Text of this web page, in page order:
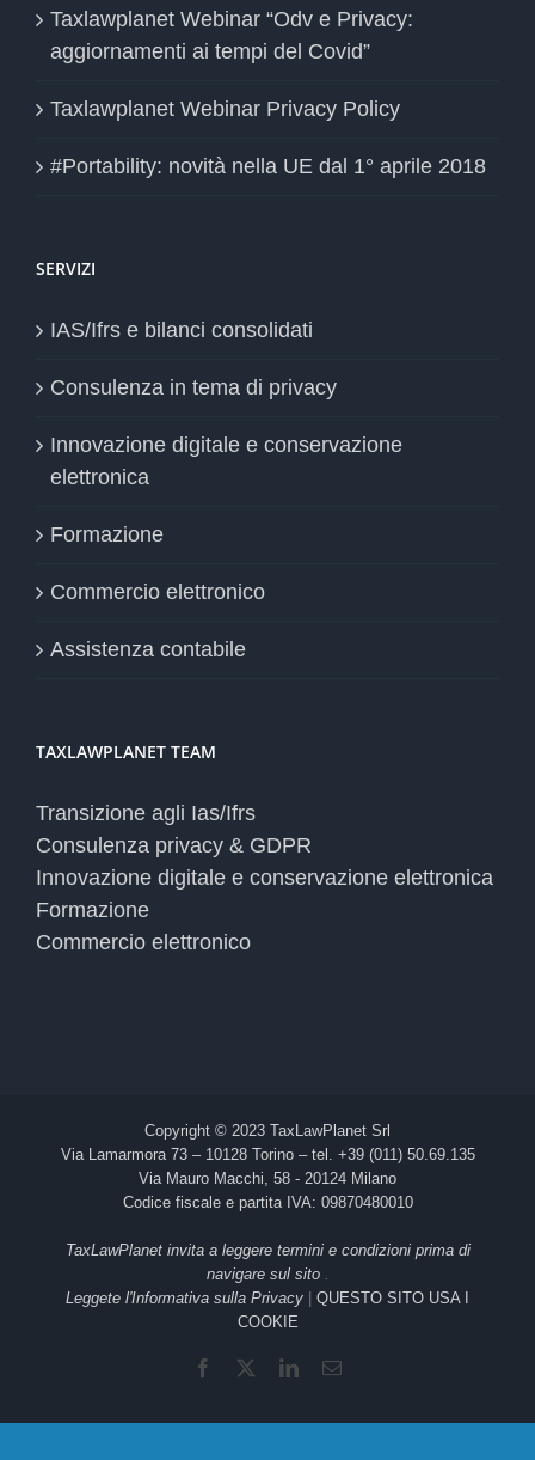
Taxlawplanet Webinar “Odv e Privacy:
aggiornamenti ai tempi del Covid”
Taxlawplanet Webinar Privacy Policy
#Portability: novità nella UE dal 1° aprile 2018
SERVIZI
IAS/Ifrs e bilanci consolidati
Consulenza in tema di privacy
Innovazione digitale e conservazione
elettronica
Formazione
Commercio elettronico
Assistenza contabile
TAXLAWPLANET TEAM
Transizione agli Ias/Ifrs
Consulenza privacy & GDPR
Innovazione digitale e conservazione elettronica
Formazione
Commercio elettronico
Copyright © 2023 TaxLawPlanet Srl
Via Lamarmora 73 – 10128 Torino – tel. +39 (011) 50.69.135
Via Mauro Macchi, 58 - 20124 Milano
Codice fiscale e partita IVA: 09870480010
TaxLawPlanet invita a leggere termini e condizioni prima di
navigare sul sito .
Leggete l'Informativa sulla Privacy
QUESTO SITO USA I
COOKIE
Facebook LinkedInEmail